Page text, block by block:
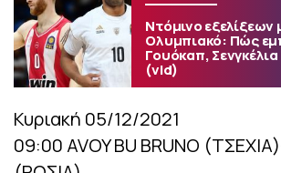
Ντόμινο εξελίξεων
Ολυμπιακό: Πώς
Γουόκαπ,
(vid)
Κυριακή 05/12/2021
09:00 AVOY BU BRUNO